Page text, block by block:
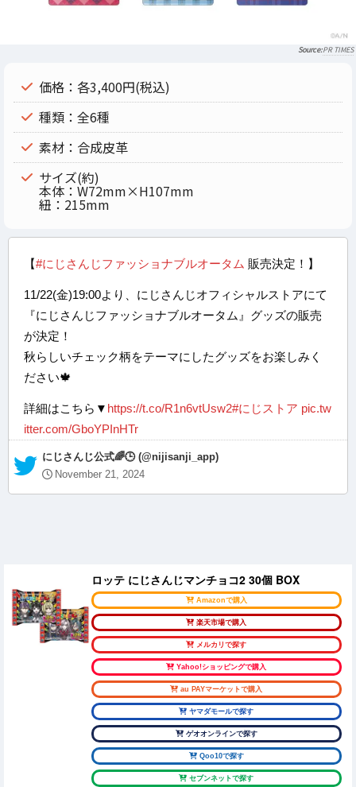
PR TIMES
価格：各3,400円(税込)
種類：全6種
素材：合成皮革
サイズ(約)
本体：W72mm×H107mm
紐：215mm
【#にじさんじファッショナブルオータム 販売決定！】
11/22(金)19:00より、にじさんじオフィシャルストアにて
『にじさんじファッショナブルオータム』グッズの販売
が決定！
秋らしいチェック柄をテーマにしたグッズをお楽しみく
ださい🍁
詳細はこちら▼ https://t.co/R1n6vtUsw2#にじストア pic.tw
itter.com/GboYPInHTr
— にじさんじ公式🌈🕒 (@nijisanji_app)
November 21, 2024
ロッテ にじさんじマンチョコ2 30個 BOX
Amazonで購入
楽天市場で購入
メルカリで探す
Yahoo!ショッピングで購入
au PAYマーケットで購入
ヤマダモールで探す
ゲオオンラインで探す
Qoo10で探す
セブンネットで探す